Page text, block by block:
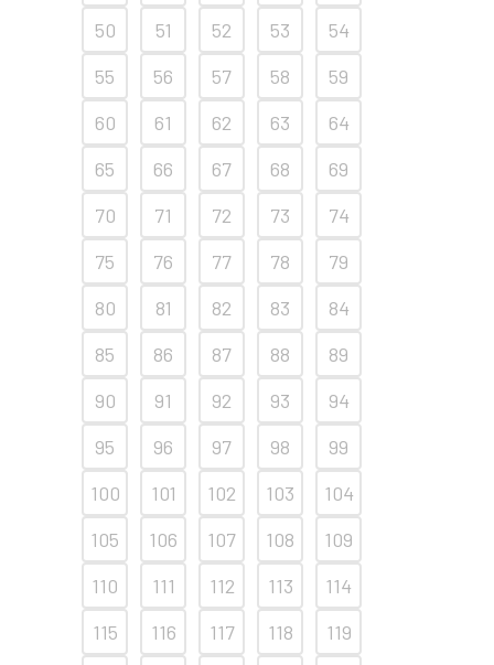
50
51 52 53
54
55
56 57 58
59
60
61 62 63
64
65
66 67 68
69
70
71 72 73
74
75
76 77 78
79
80
81 82 83
84
85
86 87 88
89
90
91 92 93
94
95
96 97 98
99
100
101 102 103
104
105
106 107 108
109
110
111 112 113
114
115
116 117 118
119